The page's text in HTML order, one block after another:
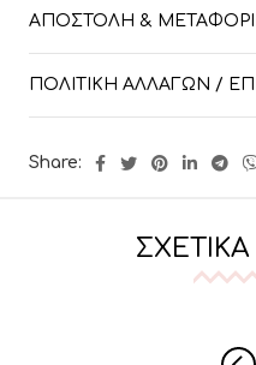
ΑΠΟΣΤΟΛΉ &
ΠΟΛΙΤΙΚΉ ΑΛΛΑΓΏΝ /
Share: